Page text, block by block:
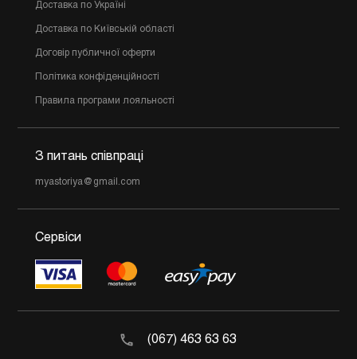
Доставка по Україні
Доставка по Київській області
Договір публичної оферти
Політика конфіденційності
Правила програми лояльності
З питань співпраці
myastoriya@gmail.com
Сервіси
(067) 463 63 63